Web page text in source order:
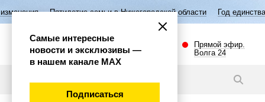
семьи в Нижегородской области Год единства народов России
Прямой эфир.
Волга 24
Самые интересные
новости и эксклюзивы —
в нашем канале МАХ
Подписаться